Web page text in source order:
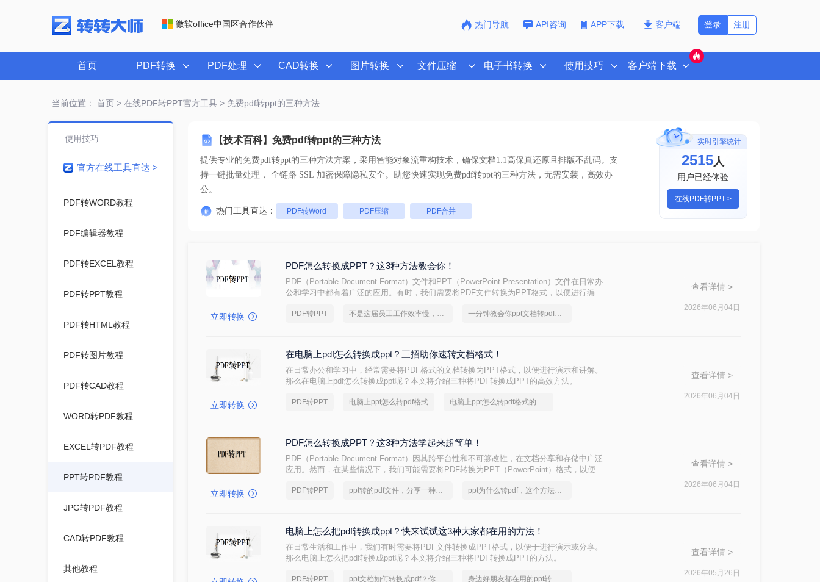
微软office中国区合作伙伴 热门导航 API咨询 APP下载 客户端 注册
登录
首页 PDF转换 PDF处理 CAD转换 图片转换 文件压缩 电子书转换 使用技巧 客户端下载
当前位置： 首页> 在线PDF转PPT官方工具> 免费pdf转ppt的三种方法
【技术百科】免费pdf转ppt的三种方法
提供专业的免费pdf转ppt的三种方法方案，采用智能对象流重构技术，确保文档1:1高保真还原且排版不乱码。支
持一键批量处理， 全链路 SSL 加密保障隐私安全。助您快速实现免费pdf转ppt的三种方法，无需安装，高效办
公。
热门工具直达： PDF转Word PDF压缩 PDF合并
实时引擎统计
2518人
用户已经体验
在线PDF转PPT >
使用技巧
官方在线工具直达 >
PDF转WORD教程
PDF编辑器教程
PDF转EXCEL教程
PDF转PPT教程
PDF转HTML教程
PDF转图片教程
PDF转CAD教程
WORD转PDF教程
EXCEL转PDF教程
PPT转PDF教程
JPG转PDF教程
CAD转PDF教程
其他教程
立即转换
PDF怎么转换成PPT？这3种方法教会你！
PDF（Portable Document Format）文件和PPT（PowerPoint Presentation）文件在日常办
公和学习中都有着广泛的应用。有时，我们需要将PDF文件转换为PPT格式，以便进行编
法。
PDF转PPT 不是这届员工工作效率慢，是你不会ppt转换成pdf这一招！ 一分钟教会你ppt文档转pdf文件
查看详情 >
2026年06月04日
立即转换
在电脑上pdf怎么转换成ppt？三招助你速转文档格式！
在日常办公和学习中，经常需要将PDF格式的文档转换为PPT格式，以便进行演示和讲解。
那么在电脑上pdf怎么转换成ppt呢？本文将介绍三种将PDF转换成PPT的高效方法。
PDF转PPT 电脑上ppt怎么转pdf格式 电脑上ppt怎么转pdf格式的文件
查看详情 >
2026年06月04日
立即转换
PDF怎么转换成PPT？这3种方法学起来超简单！
PDF（Portable Document Format）因其跨平台性和不可篡改性，在文档分享和存储中广泛
应用。然而，在某些情况下，我们可能需要将PDF转换为PPT（PowerPoint）格式，以便进
PDF转PPT ppt转的pdf文件，分享一种简单的方法 ppt为什么转pdf，这个方法超简单
查看详情 >
2026年06月04日
电脑上怎么把pdf转换成ppt？快来试试这3种大家都在用的方法！
在日常生活和工作中，我们有时需要将PDF文件转换成PPT格式，以便于进行演示或分享。
那么电脑上怎么把pdf转换成ppt呢？本文将介绍三种将PDF转换成PPT的方法。
PDF转PPT ppt文档如何转换成pdf？你的同事都在用 身边好朋友都在用的ppt转换成pdf软件
查看详情 >
2026年05月26日